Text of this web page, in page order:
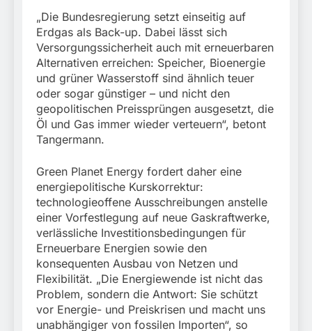
„Die Bundesregierung setzt einseitig auf
Erdgas als Back-up. Dabei lässt sich
Versorgungssicherheit auch mit erneuerbaren
Alternativen erreichen: Speicher, Bioenergie
und grüner Wasserstoff sind ähnlich teuer
oder sogar günstiger – und nicht den
geopolitischen Preissprüngen ausgesetzt, die
Öl und Gas immer wieder verteuern“, betont
Tangermann.
Green Planet Energy fordert daher eine
energiepolitische Kurskorrektur:
technologieoffene Ausschreibungen anstelle
einer Vorfestlegung auf neue Gaskraftwerke,
verlässliche Investitionsbedingungen für
Erneuerbare Energien sowie den
konsequenten Ausbau von Netzen und
Flexibilität. „Die Energiewende ist nicht das
Problem, sondern die Antwort: Sie schützt
vor Energie- und Preiskrisen und macht uns
unabhängiger von fossilen Importen“, so